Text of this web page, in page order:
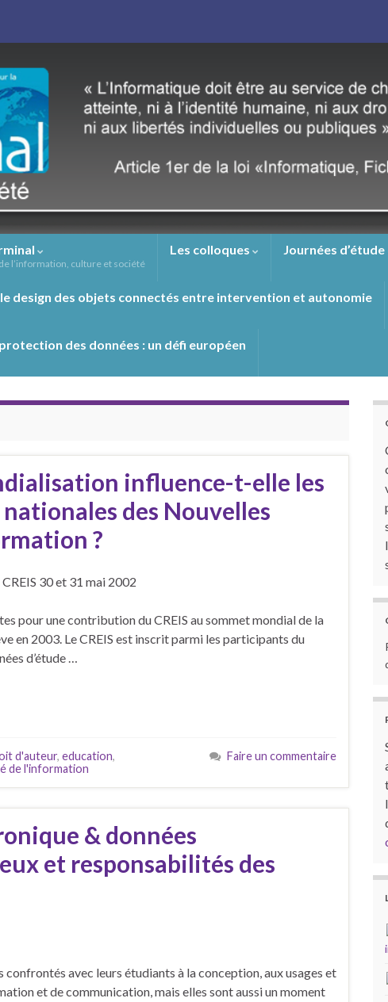
l’information, culture et société
Les colloques Journées
design des objets connectés entre intervention et autonomie
des données : un défi européen
influence-t-elle les
des Nouvelles
?
30 et 31 mai 2002
pour une contribution du CREIS au sommet mondial de la
en 2003. Le CREIS est inscrit parmi les participants du
d’étude …
d'auteur, education,
de l'information
Faire un commentaire
& données
et responsabilités des
confrontés avec leurs étudiants à la conception, aux usages et
et de communication, mais elles sont aussi un moment